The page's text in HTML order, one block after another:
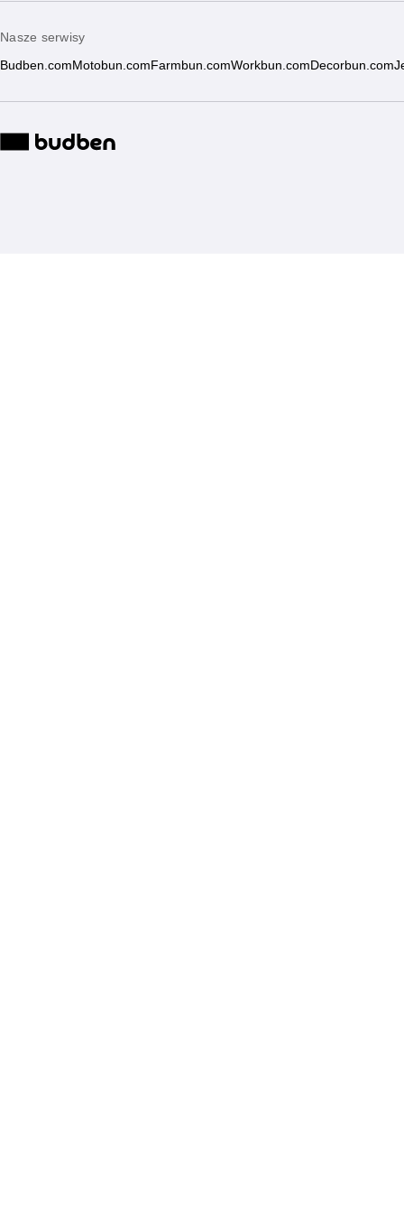
Nasze serwisy
Budben.com Motobun.com Farmbun.comWorkbun.com Decorbun.com